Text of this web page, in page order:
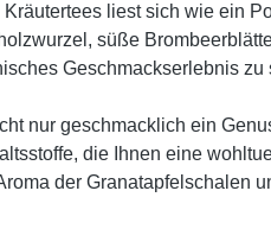
liest sich wie ein
süße
Geschmackserlebnis zu
nur geschmacklich ein
die Ihnen eine
der Granatapfelschalen